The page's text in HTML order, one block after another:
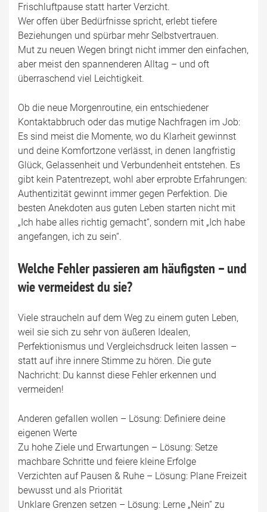
Frischluftpause statt harter Verzicht.
Wer offen über Bedürfnisse spricht, erlebt tiefere
Beziehungen und spürbar mehr Selbstvertrauen.
Mut zu neuen Wegen bringt nicht immer den einfachen,
aber meist den spannenderen Alltag – und oft
überraschend viel Leichtigkeit.
Ob die neue Morgenroutine, ein entschiedener
Kontaktabbruch oder das mutige Nachfragen im Job:
Es sind meist die Momente, wo du Klarheit gewinnst
und deine Komfortzone verlässt, in denen langfristig
Glück, Gelassenheit und Verbundenheit entstehen. Es
gibt kein Patentrezept, wohl aber erprobte Erfahrungen:
Authentizität gewinnt immer gegen Perfektion. Die
besten Anekdoten aus guten Leben starten nicht mit
„Ich habe alles richtig gemacht“, sondern mit „Ich habe
angefangen, ich zu sein“.
Welche Fehler passieren am häufigsten – und
wie vermeidest du sie?
Viele straucheln auf dem Weg zu einem guten Leben,
weil sie sich zu sehr von äußeren Idealen,
Perfektionismus und Vergleichsdruck leiten lassen –
statt auf ihre innere Stimme zu hören. Die gute
Nachricht: Du kannst diese Fehler erkennen und
vermeiden!
Anderen gefallen wollen – Lösung: Definiere deine
eigenen Werte
Zu hohe Ziele und Erwartungen – Lösung: Setze
machbare Schritte und feiere kleine Erfolge
Verzichten auf Pausen & Ruhe – Lösung: Plane Freizeit
bewusst und als Priorität
Unklare Grenzen setzen – Lösung: Lerne „Nein“ zu